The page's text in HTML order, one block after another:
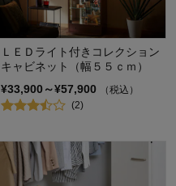
ＬＥＤライト付きコレクション
キャビネット（幅５５ｃｍ）
¥33,900～¥57,900
（税込）
(2)